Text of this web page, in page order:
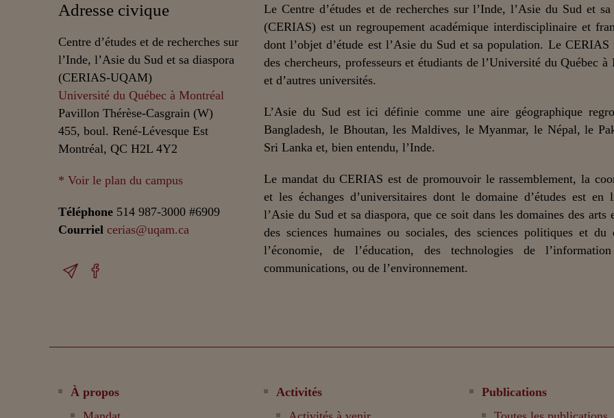
Adresse civique
Centre d’études et de recherches sur
l’Inde, l’Asie du Sud et sa diaspora
(CERIAS-UQAM)
Université du Québec à Montréal
Pavillon Thérèse-Casgrain (W)
455, boul. René-Lévesque Est
Montréal, QC H2L 4Y2
* Voir le plan du campus
Téléphone 514 987-3000 #6909
Courriel cerias@uqam.ca
Le Centre d’études et de recherches sur l’Inde, l’Asie du Sud et sa
(CERIAS) est un regroupement académique interdisciplinaire et
dont l’objet d’étude est l’Asie du Sud et sa population. Le CERIAS
des chercheurs, professeurs et étudiants de l’Université du Québec à
et d’autres universités.
L’Asie du Sud est ici définie comme une aire géographique
Bangladesh, le Bhoutan, les Maldives, le Myanmar, le Népal, le
Sri Lanka et, bien entendu, l’Inde.
Le mandat du CERIAS est de promouvoir le rassemblement, la
et les échanges d’universitaires dont le domaine d’études est en
l’Asie du Sud et sa diaspora, que ce soit dans les domaines des arts
des sciences humaines ou sociales, des sciences politiques et du
l’économie, de l’éducation, des technologies de
communications, ou de l’environnement.
À propos
Activités
Publications